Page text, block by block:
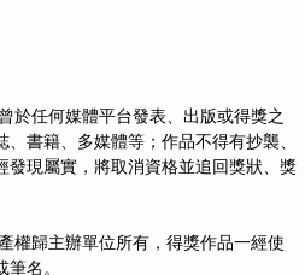
於任何媒體平台發表、出版或得獎之
書籍、多媒體等；作品不得有抄襲、
發現屬實，將取消資格並追回獎狀、獎
權歸主辦單位所有，得獎作品一經使
名。